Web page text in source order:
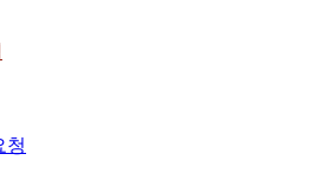
청